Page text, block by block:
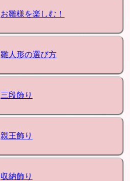
お雛様を楽しむ！
雛人形の選び方
三段飾り
親王飾り
収納飾り